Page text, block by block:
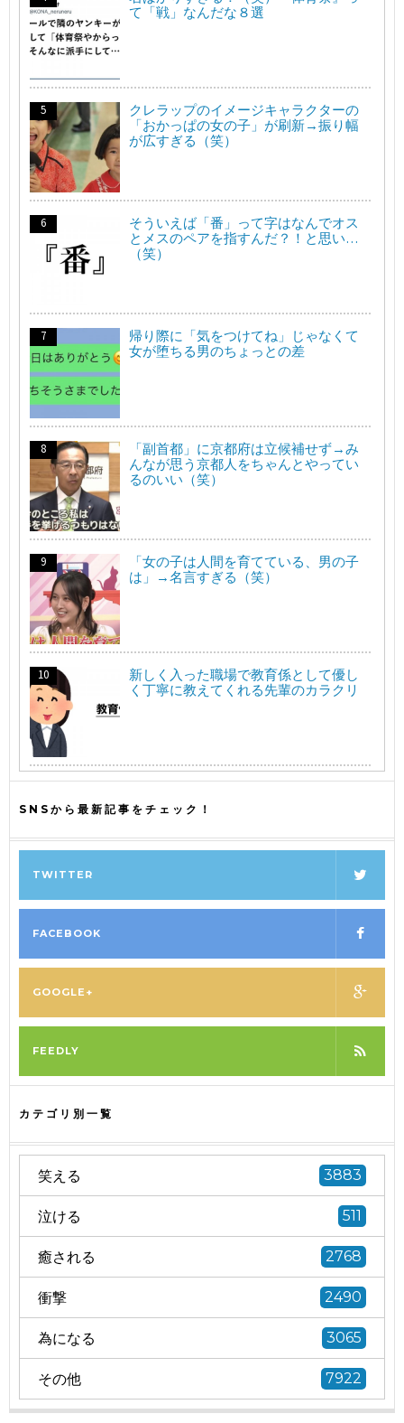
て「戦」なんだな８選
クレラップのイメージキャラクターの
「おかっぱの女の子」が刷新→振り幅
が広すぎる（笑）
そういえば「番」って字はなんでオス
とメスのペアを指すんだ？！と思い…
（笑）
帰り際に「気をつけてね」じゃなくて
女が堕ちる男のちょっとの差
「副首都」に京都府は立候補せず→み
んなが思う京都人をちゃんとやってい
るのいい（笑）
「女の子は人間を育てている、男の子
は」→名言すぎる（笑）
新しく入った職場で教育係として優し
く丁寧に教えてくれる先輩のカラクリ
SNSから最新記事をチェック！
TWITTER
FACEBOOK
GOOGLE+
FEEDLY
カテゴリ別一覧
笑える 3883
泣ける 511
癒される 2768
衝撃 2490
為になる 3065
その他 7922